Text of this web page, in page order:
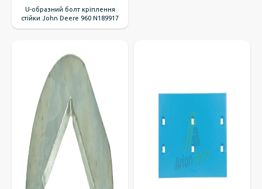
U-образний болт кріплення
стійки John Deere 960 N189917